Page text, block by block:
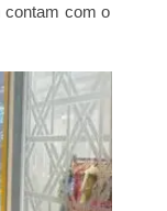
contam com o